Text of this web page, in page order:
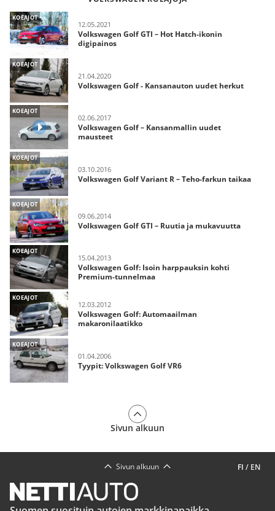
KOEAJOT
12.05.2021
Volkswagen Golf GTI – Hot Hatch-ikonin
digipainos
KOEAJOT
21.04.2020
Volkswagen Golf - Kansanauton uudet herkut
KOEAJOT
02.06.2017
Volkswagen Golf – Kansanmallin uudet
mausteet
KOEAJOT
03.10.2016
Volkswagen Golf Variant R – Teho-farkun taikaa
KOEAJOT
09.06.2014
Volkswagen Golf GTI – Ruutia ja mukavuutta
KOEAJOT
15.04.2013
Volkswagen Golf: Isoin harppauksin kohti
Premium-tunnelmaa
KOEAJOT
12.03.2012
Volkswagen Golf: Automaailman
makaronilaatikko
KOEAJOT
01.04.2006
Tyypit: Volkswagen Golf VR6
Sivun alkuun
FI / EN
Sivun alkuun